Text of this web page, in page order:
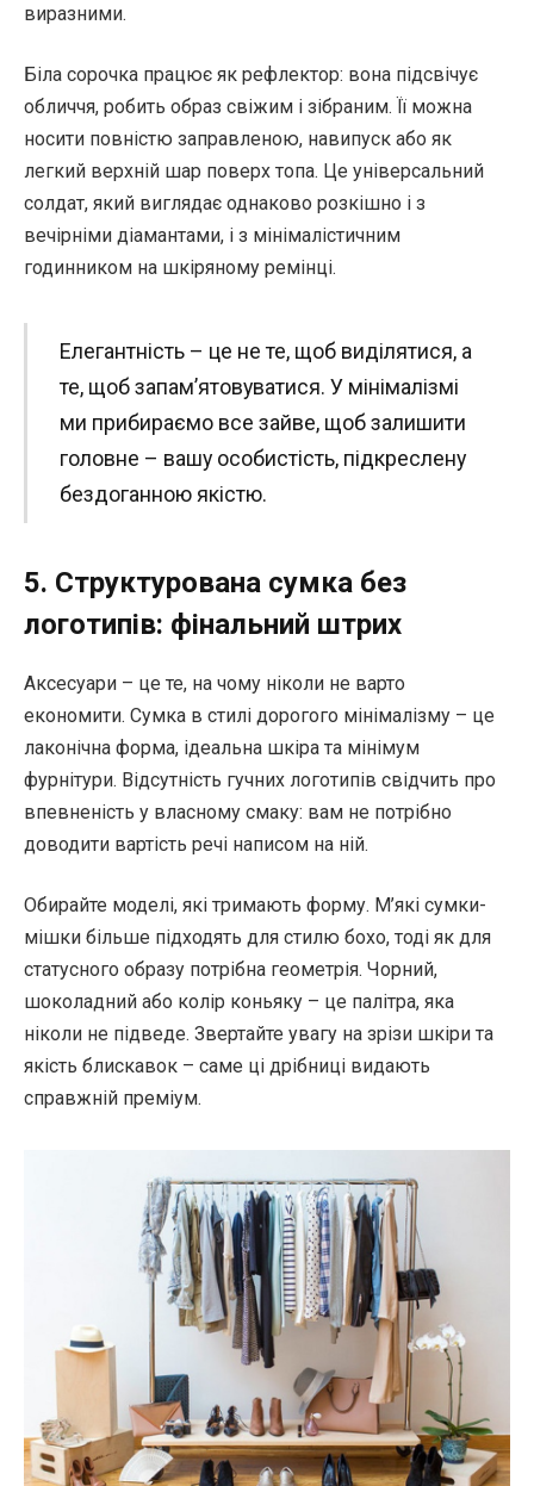
виразними.
Біла сорочка працює як рефлектор: вона підсвічує
обличчя, робить образ свіжим і зібраним. Її можна
носити повністю заправленою, навипуск або як
легкий верхній шар поверх топа. Це універсальний
солдат, який виглядає однаково розкішно і з
вечірніми діамантами, і з мінімалістичним
годинником на шкіряному ремінці.
Елегантність – це не те, щоб виділятися, а
те, щоб запам’ятовуватися. У мінімалізмі
ми прибираємо все зайве, щоб залишити
головне – вашу особистість, підкреслену
бездоганною якістю.
5. Структурована сумка без
логотипів: фінальний штрих
Аксесуари – це те, на чому ніколи не варто
економити. Сумка в стилі дорогого мінімалізму – це
лаконічна форма, ідеальна шкіра та мінімум
фурнітури. Відсутність гучних логотипів свідчить про
впевненість у власному смаку: вам не потрібно
доводити вартість речі написом на ній.
Обирайте моделі, які тримають форму. М’які сумки-
мішки більше підходять для стилю бохо, тоді як для
статусного образу потрібна геометрія. Чорний,
шоколадний або колір коньяку – це палітра, яка
ніколи не підведе. Звертайте увагу на зрізи шкіри та
якість блискавок – саме ці дрібниці видають
справжній преміум.